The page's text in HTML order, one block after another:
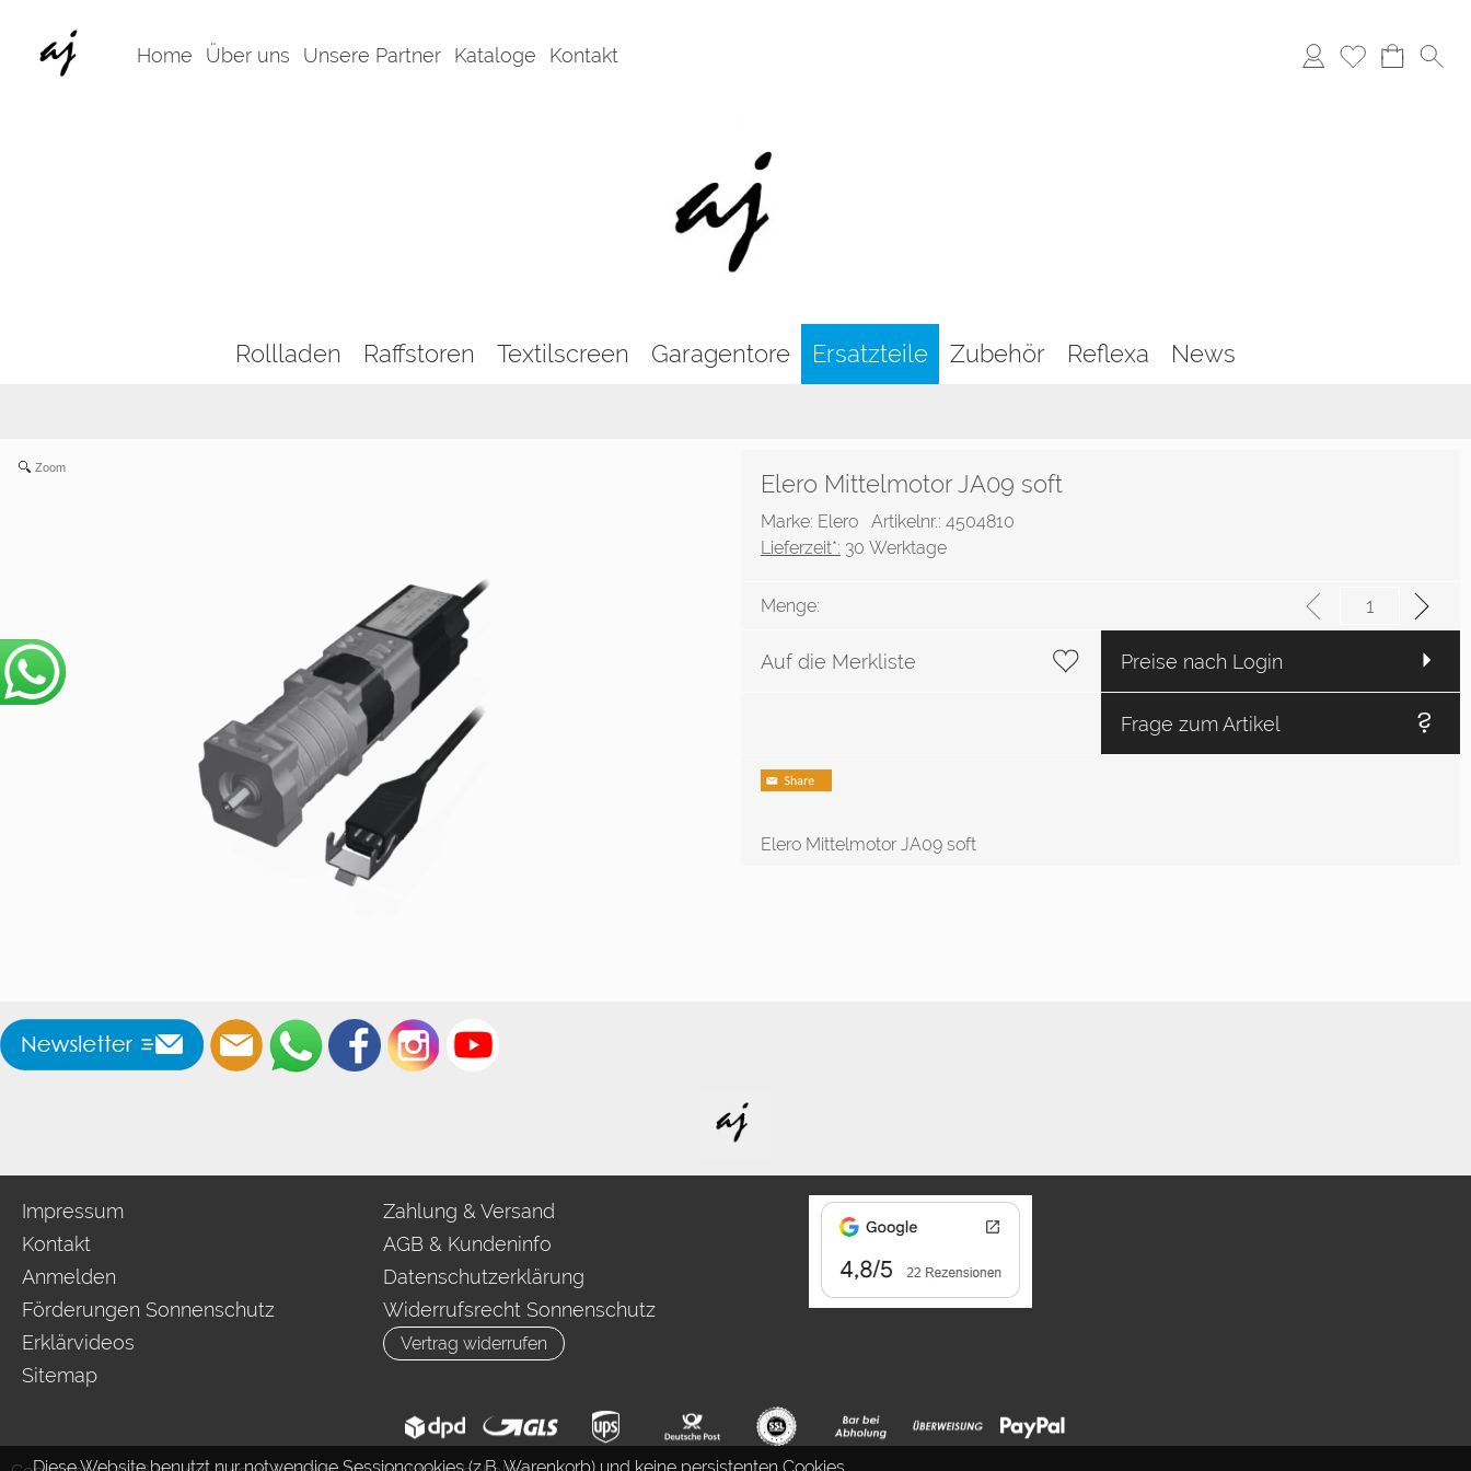
Home Über uns Unsere Partner Kataloge Kontakt
Rollladen Raffstoren Textilscreen Garagentore Ersatzteile Zubehör Reflexa News
Zoom
Elero Mittelmotor JA09 soft
Marke: Elero Artikelnr.: 4504810
Lieferzeit*: 30 Werktage
Menge:
Auf die Merkliste Preise nach Login
Frage zum Artikel
Elero Mittelmotor JA09 soft
Impressum
Kontakt
Anmelden
Förderungen Sonnenschutz
Erklärvideos
Sitemap
Zahlung & Versand
AGB & Kundeninfo
Datenschutzerklärung
Widerrufsrecht Sonnenschutz
Vertrag widerrufen